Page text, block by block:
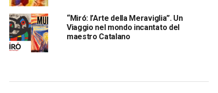
“Miró: l’Arte della Meraviglia”. Un
Viaggio nel mondo incantato del
maestro Catalano